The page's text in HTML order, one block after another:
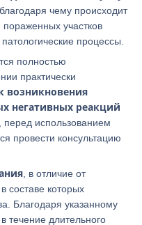
чему происходит
участков
процессы.
полностью
практически
возникновения
негативных реакций
использованием
провести консультацию
, в отличие от
составе которых
Благодаря указанному
течение длительного